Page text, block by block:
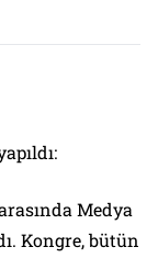
Medya
Kongre, bütün